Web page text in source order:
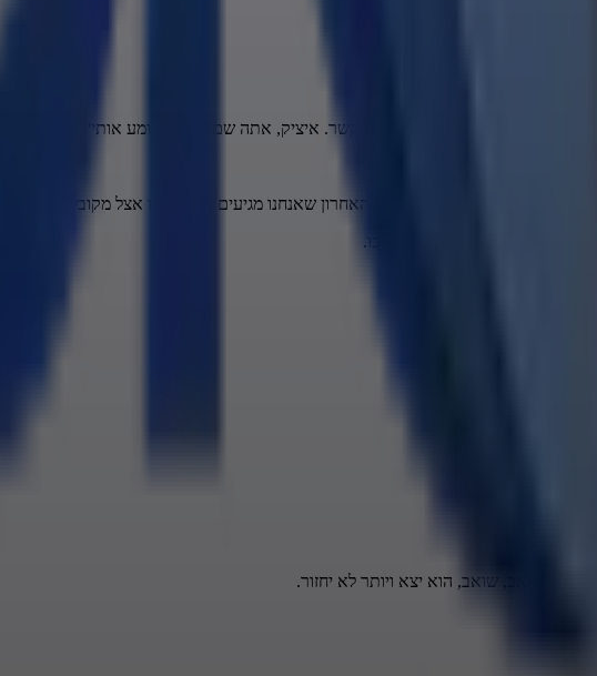
אתה שומע? צעק הממקף במכשיר הקשר. איציק, אתה שם? אתה שומע אותי?
אומר, תעשה טובה, אתה האחרון שאנחנו מגיעים אליו. היינו אצל מקובלים, היינו
של נשמה בתוכו, שמדברת מתוכו.
שואב, שואב, הוא יצא ויותר לא יחזור.